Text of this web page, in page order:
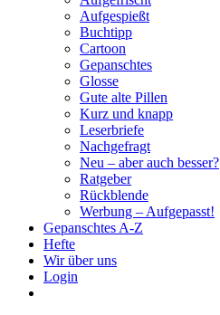
Aufgespießt
Buchtipp
Cartoon
Gepanschtes
Glosse
Gute alte Pillen
Kurz und knapp
Leserbriefe
Nachgefragt
Neu – aber auch besser?
Ratgeber
Rückblende
Werbung – Aufgepasst!
Gepanschtes A-Z
Hefte
Wir über uns
Login